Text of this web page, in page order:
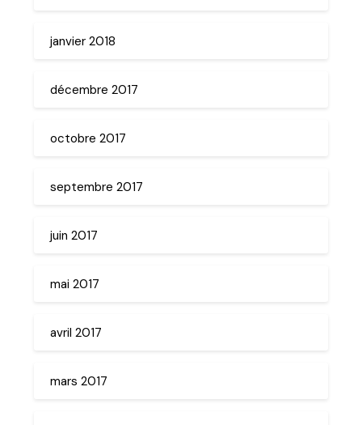
janvier 2018
décembre 2017
octobre 2017
septembre 2017
juin 2017
mai 2017
avril 2017
mars 2017